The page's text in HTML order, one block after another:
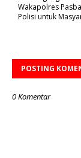
Wakapolres
Polisi untuk
POSTING
0 Komentar